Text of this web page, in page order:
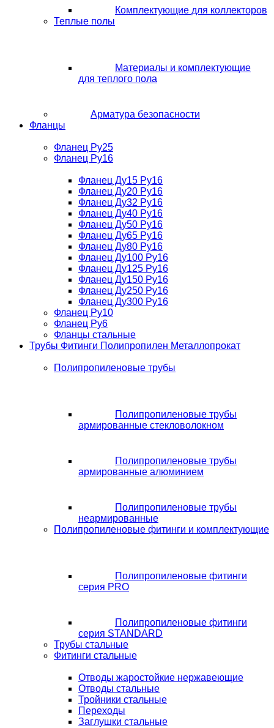
Комплектующие для коллекторов
Теплые полы
Материалы и комплектующие
для теплого пола
Арматура безопасности
Фланцы
Фланец Ру25
Фланец Ру16
Фланец Ду15 Ру16
Фланец Ду20 Ру16
Фланец Ду32 Ру16
Фланец Ду40 Ру16
Фланец Ду50 Ру16
Фланец Ду65 Ру16
Фланец Ду80 Ру16
Фланец Ду100 Ру16
Фланец Ду125 Ру16
Фланец Ду150 Ру16
Фланец Ду250 Ру16
Фланец Ду300 Ру16
Фланец Ру10
Фланец Ру6
Фланцы стальные
Трубы Фитинги Полипропилен Металлопрокат
Полипропиленовые трубы
Полипропиленовые трубы
армированные стекловолокном
Полипропиленовые трубы
армированные алюминием
Полипропиленовые трубы
неармированные
Полипропиленовые фитинги и комплектующие
Полипропиленовые фитинги
серия PRO
Полипропиленовые фитинги
серия STANDARD
Трубы стальные
Фитинги стальные
Отводы жаростойкие нержавеющие
Отводы стальные
Тройники стальные
Переходы
Заглушки стальные